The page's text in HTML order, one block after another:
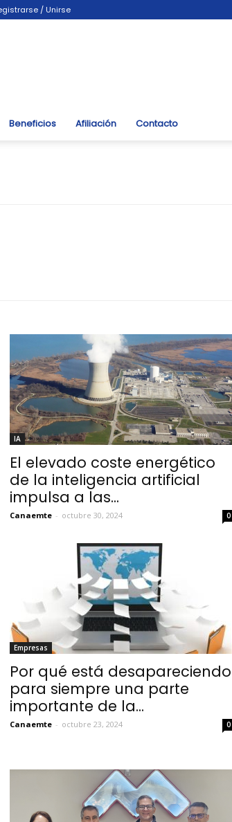
/ Unirse
Beneficios Afiliación Contacto
IA
El elevado coste energético
de la inteligencia artificial
impulsa a las...
Canaemte - octubre 30, 2024 0
Empresas
Por qué está desapareciendo
para siempre una parte
importante de la...
Canaemte - octubre 23, 2024 0